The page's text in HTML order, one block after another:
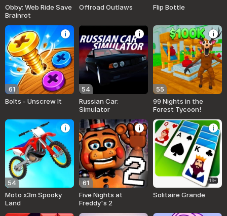
Obby: Web Ride Save
Brainrot
Offroad Outlaws
Flip Bottle
61
Bolts - Unscrew It
54
Russian Car:
Simulator
55
99 Nights in the
Forest Tycoon!
54
Moto x3m Spooky
Land
61
Five Nights at
Freddy's 2
16+
Solitaire Grande